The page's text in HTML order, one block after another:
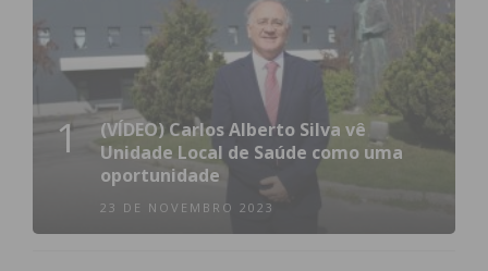
1
(VÍDEO) Carlos Alberto Silva vê
Unidade Local de Saúde como uma
oportunidade
23 DE NOVEMBRO 2023